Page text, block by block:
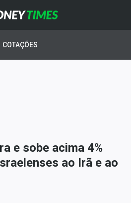
COTAÇÕES
e sobe acima 4%
ao Irã e ao